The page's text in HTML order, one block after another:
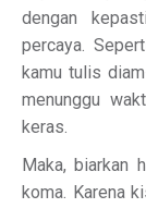
dengan
percaya.
kamu tulis
menunggu
keras.
Maka, biarkan
koma. Karena